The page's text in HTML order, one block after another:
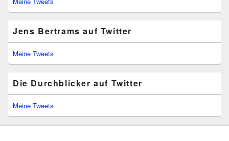
Jens Bertrams auf Twitter
Meine Tweets
Die Durchblicker auf Twitter
Meine Tweets